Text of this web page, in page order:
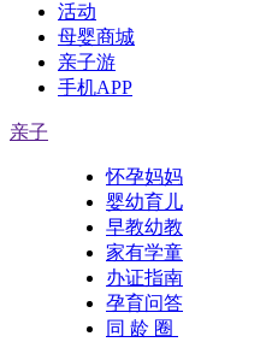
活动
母婴商城
亲子游
手机APP
亲子
怀孕妈妈
婴幼育儿
早教幼教
家有学童
办证指南
孕育问答
同 龄 圈